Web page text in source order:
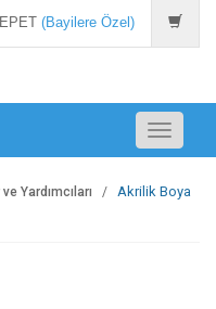
(Bayilere Özel)
Toggle
Yardımcıları
Akrilik Boya